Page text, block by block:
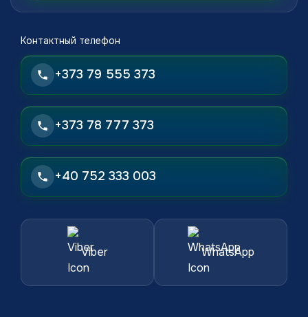
Контактный телефон
+373 79 555 373
+373 78 777 373
+40 752 333 003
Viber WhatsApp